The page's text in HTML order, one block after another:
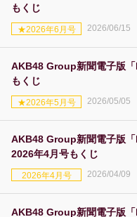
もくじ
★2026年6月号 2026/06/15
AKB48 Group新聞電子版
もくじ
★2026年5月号 2026/05/05
AKB48 Group新聞電子版
2026年4月号もくじ
2026年4月号 2026/04/09
AKB48 Group新聞電子版